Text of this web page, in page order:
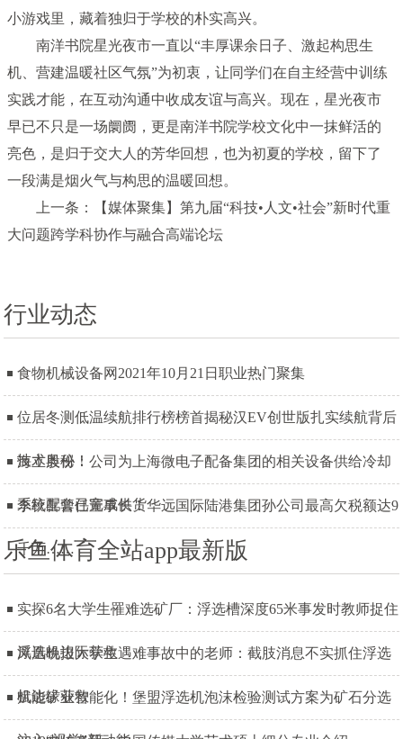
小游戏里，藏着独归于学校的朴实高兴。
南洋书院星光夜市一直以“丰厚课余日子、激起构思生
机、营建温暖社区气氛”为初衷，让同学们在自主经营中训练
实践才能，在互动沟通中收成友谊与高兴。现在，星光夜市
早已不只是一场阛阓，更是南洋书院学校文化中一抹鲜活的
亮色，是归于交大人的芳华回想，也为初夏的学校，留下了
一段满是烟火气与构思的温暖回想。
上一条：【媒体聚集】第九届“科技•人文•社会”新时代重
大问题跨学科协作与融合高端论坛
行业动态
食物机械设备网2021年10月21日职业热门聚集
位居冬测低温续航排行榜榜首揭秘汉EV创世版扎实续航背后
技术奥秘！
海立股份：公司为上海微电子配备集团的相关设备供给冷却
系统配套已完成供货
李秋喜曾任董事长！华远国际陆港集团孙公司最高欠税额达9
千万……
乐鱼体育全站app最新版
实探6名大学生罹难选矿厂：浮选槽深度65米事发时教师捉住
浮选机边际获救
凤凰晚报大学生遇难事故中的老师：截肢消息不实抓住浮选
机边缘获救
赋能矿业智能化！堡盟浮选机泡沫检验测试方案为矿石分选